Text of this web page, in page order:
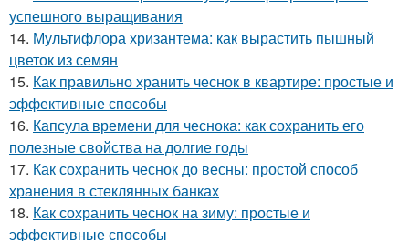
успешного выращивания
14. Мультифлора хризантема: как вырастить пышный
цветок из семян
15. Как правильно хранить чеснок в квартире: простые и
эффективные способы
16. Капсула времени для чеснока: как сохранить его
полезные свойства на долгие годы
17. Как сохранить чеснок до весны: простой способ
хранения в стеклянных банках
18. Как сохранить чеснок на зиму: простые и
эффективные способы